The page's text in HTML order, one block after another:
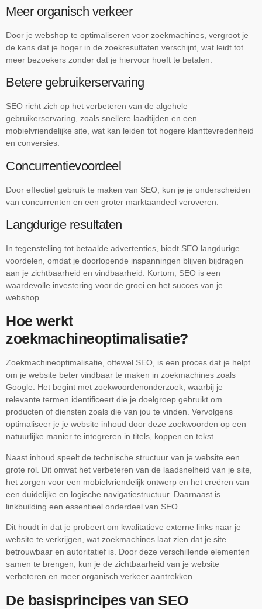
Meer organisch verkeer
Door je webshop te optimaliseren voor zoekmachines, vergroot je
de kans dat je hoger in de zoekresultaten verschijnt, wat leidt tot
meer bezoekers zonder dat je hiervoor hoeft te betalen.
Betere gebruikerservaring
SEO richt zich op het verbeteren van de algehele
gebruikerservaring, zoals snellere laadtijden en een
mobielvriendelijke site, wat kan leiden tot hogere klanttevredenheid
en conversies.
Concurrentievoordeel
Door effectief gebruik te maken van SEO, kun je je onderscheiden
van concurrenten en een groter marktaandeel veroveren.
Langdurige resultaten
In tegenstelling tot betaalde advertenties, biedt SEO langdurige
voordelen, omdat je doorlopende inspanningen blijven bijdragen
aan je zichtbaarheid en vindbaarheid. Kortom, SEO is een
waardevolle investering voor de groei en het succes van je
webshop.
Hoe werkt
zoekmachineoptimalisatie?
Zoekmachineoptimalisatie, oftewel SEO, is een proces dat je helpt
om je website beter vindbaar te maken in zoekmachines zoals
Google. Het begint met zoekwoordenonderzoek, waarbij je
relevante termen identificeert die je doelgroep gebruikt om
producten of diensten zoals die van jou te vinden. Vervolgens
optimaliseer je je website inhoud door deze zoekwoorden op een
natuurlijke manier te integreren in titels, koppen en tekst.
Naast inhoud speelt de technische structuur van je website een
grote rol. Dit omvat het verbeteren van de laadsnelheid van je site,
het zorgen voor een mobielvriendelijk ontwerp en het creëren van
een duidelijke en logische navigatiestructuur. Daarnaast is
linkbuilding een essentieel onderdeel van SEO.
Dit houdt in dat je probeert om kwalitatieve externe links naar je
website te verkrijgen, wat zoekmachines laat zien dat je site
betrouwbaar en autoritatief is. Door deze verschillende elementen
samen te brengen, kun je de zichtbaarheid van je website
verbeteren en meer organisch verkeer aantrekken.
De basisprincipes van SEO